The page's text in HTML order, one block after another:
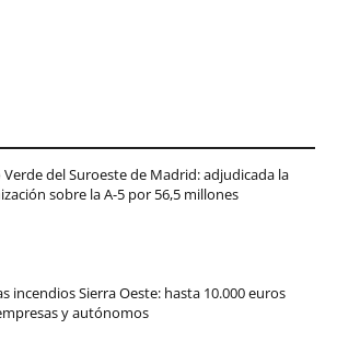
Verde del Suroeste de Madrid: adjudicada la
sobre la A-5 por 56,5 millones
incendios Sierra Oeste: hasta 10.000 euros
y autónomos